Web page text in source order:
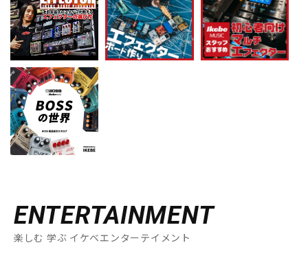
ENTERTAINMENT
楽しむ 学ぶ イケベエンターテイメント